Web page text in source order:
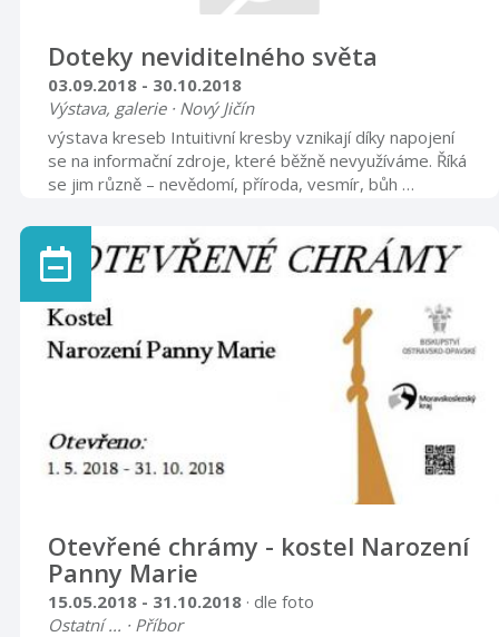
Doteky neviditelného světa
03.09.2018 - 30.10.2018
Výstava, galerie · Nový Jičín
výstava kreseb Intuitivní kresby vznikají díky napojení
se na informační zdroje, které běžně nevyužíváme. Říká
se jim různě – nevědomí, příroda, vesmír, bůh …
energie. Autorkou obrázků je paní PhDr. Libuše
Panáčová. Výstava je k vidění v hodinách určených
veřejnosti.
Otevřené chrámy - kostel Narození
Panny Marie
15.05.2018 - 31.10.2018 · dle foto
Ostatní ... · Příbor